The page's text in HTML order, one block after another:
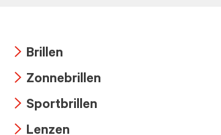
icon
Brillen
icon
Zonnebrillen
icon
Sportbrillen
Lenzen